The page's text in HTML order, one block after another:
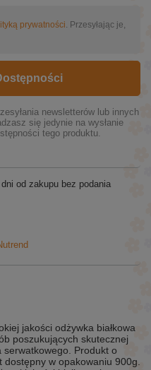
prywatności . Przesyłając je,
newsletterów lub innych
się jedynie na wysłanie
tego produktu.
dni od zakupu bez podania
jakości odżywka białkowa
poszukujących skutecznej
serwatkowego. Produkt o
w opakowaniu 900g.